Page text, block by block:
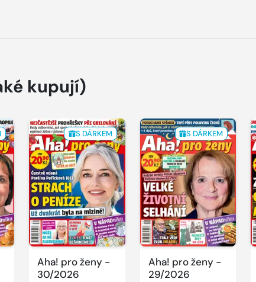
kupují)
S DÁRKEM
Aha! pro ženy -
30/2026
S DÁRKEM
Aha! pro ženy -
29/2026